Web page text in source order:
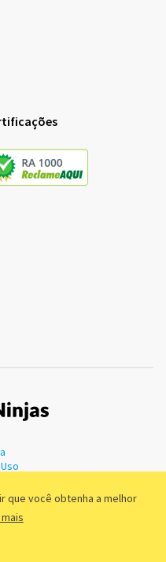
que você obtenha a melhor
0001-89 - Rua Dr.